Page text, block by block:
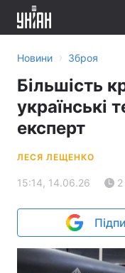
Новини › Зброя
Більшість
українські
експерт
ЛЕСЯ ЛЕЩЕНКО
15:14, 14.06.26